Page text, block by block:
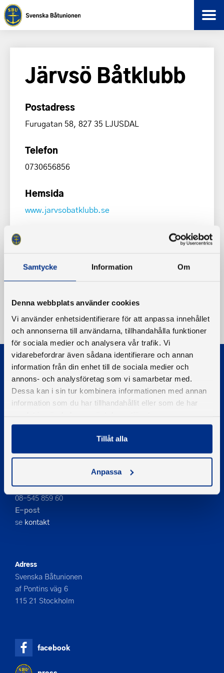
Samtycke Information Om
Denna webbplats använder cookies
Vi använder enhetsidentifierare för att anpassa innehållet
och annonserna till användarna, tillhandahålla funktioner
för sociala medier och analysera vår trafik. Vi
vidarebefordrar även sådana identifierare och annan
information från din enhet till de sociala medier och
annons- och analysföretag som vi samarbetar med.
Dessa kan i sin tur kombinera informationen med annan
information som du har tillhandahållit eller som de har
Tillåt alla
Anpassa
Järvsö Båtklubb
Postadress
Furugatan 58, 827 35 LJUSDAL
Telefon
0730656856
Hemsida
www.jarvsobatklubb.se
Information om cookies
Telefon
08-545 859 60
E-post
se kontakt
Adress
Svenska Båtunionen
af Pontins väg 6
115 21 Stockholm
facebook